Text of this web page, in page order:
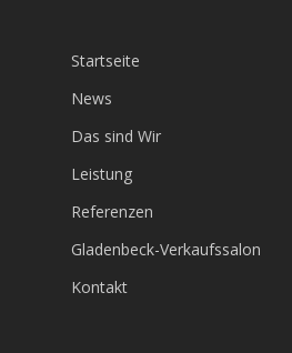
Startseite
News
Das sind Wir
Leistung
Referenzen
Gladenbeck-Verkaufssalon
Kontakt